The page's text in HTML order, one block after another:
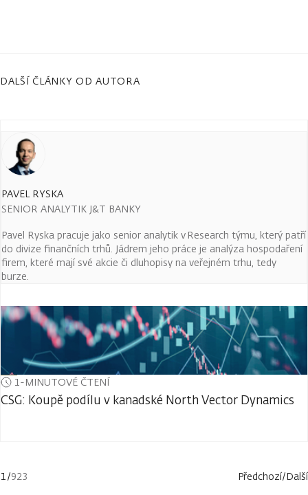
DALŠÍ ČLÁNKY OD AUTORA
PAVEL RYSKA
SENIOR ANALYTIK J&T BANKY
Pavel Ryska pracuje jako senior analytik v Research týmu, který patří
do divize finančních trhů. Jádrem jeho práce je analýza hospodaření
firem, které mají své akcie či dluhopisy na veřejném trhu, tedy
burze.
1-MINUTOVÉ ČTENÍ
CSG: Koupě podílu v kanadské North Vector Dynamics
1/923 Předchozí/Další